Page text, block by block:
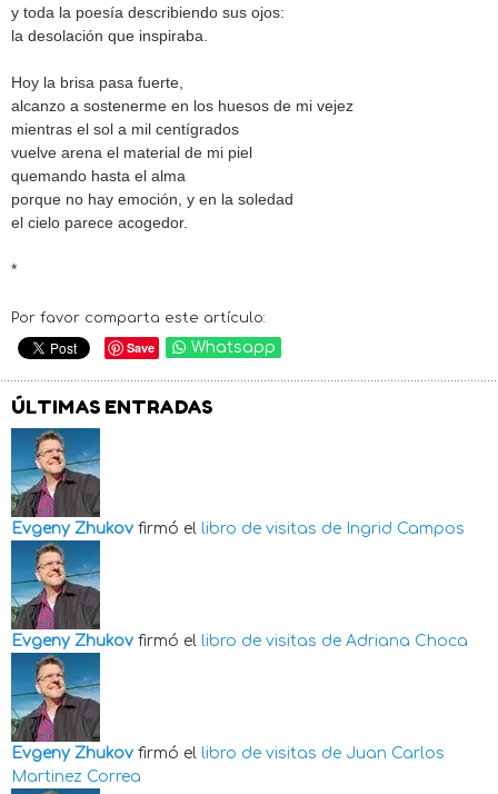
y toda la poesía describiendo sus ojos:
la desolación que inspiraba.
Hoy la brisa pasa fuerte,
alcanzo a sostenerme en los huesos de mi vejez
mientras el sol a mil centígrados
vuelve arena el material de mi piel
quemando hasta el alma
porque no hay emoción, y en la soledad
el cielo parece acogedor.
*
Por favor comparta este artículo:
Save Whatsapp
ÚLTIMAS ENTRADAS
Evgeny Zhukov firmó el libro de visitas de Ingrid Campos
Evgeny Zhukov firmó el libro de visitas de Adriana Choca
Evgeny Zhukov firmó el libro de visitas de Juan Carlos
Martinez Correa